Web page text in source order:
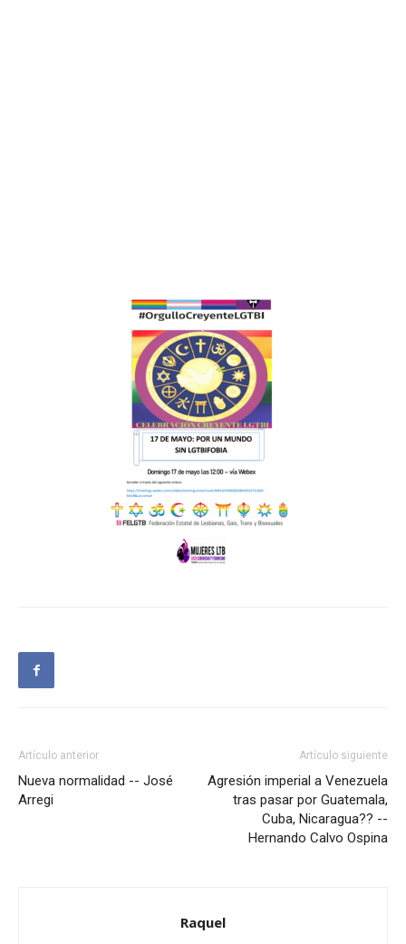
Artículo anterior
Nueva normalidad -- José
Arregi
Artículo siguiente
Agresión imperial a Venezuela
tras pasar por Guatemala,
Cuba, Nicaragua?? --
Hernando Calvo Ospina
Raquel